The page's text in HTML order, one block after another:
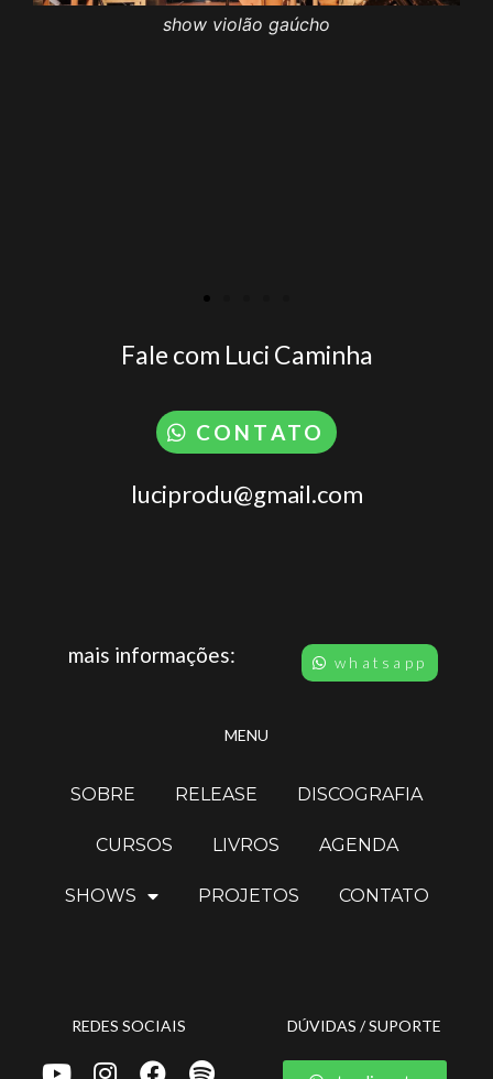
show violão gaúcho
Fale com Luci Caminha
CONTATO
luciprodu@gmail.com
mais informações: whatsapp
MENU
SOBRE RELEASE DISCOGRAFIA
CURSOS LIVROS AGENDA
SHOWS PROJETOS CONTATO
REDES SOCIAIS DÚVIDAS / SUPORTE